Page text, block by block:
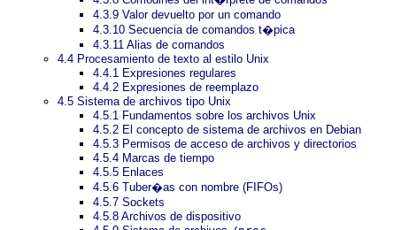
4.3.9 Valor devuelto por un comando
4.3.10 Secuencia de comandos t�pica
4.3.11 Alias de comandos
4.4 Procesamiento de texto al estilo Unix
4.4.1 Expresiones regulares
4.4.2 Expresiones de reemplazo
4.5 Sistema de archivos tipo Unix
4.5.1 Fundamentos sobre los archivos Unix
4.5.2 El concepto de sistema de archivos en Debian
4.5.3 Permisos de acceso de archivos y directorios
4.5.4 Marcas de tiempo
4.5.5 Enlaces
4.5.6 Tuber�as con nombre (FIFOs)
4.5.7 Sockets
4.5.8 Archivos de dispositivo